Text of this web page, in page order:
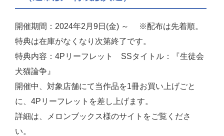
開催期間：2024年2月9日(金) ～ ※配布は先着順。
特典は在庫がなくなり次第終了です。
特典内容：4Pリーフレット SSタイトル：『生徒会
犬猫論争』
開催中、対象店舗にて当作品を1冊お買い上げごと
に、4Pリーフレットを差し上げます。
詳細は、メロンブックス様のサイトをご覧くださ
い。